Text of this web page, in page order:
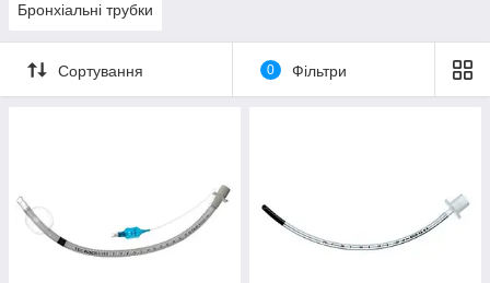
Бронхіальні трубки
Сортування 0 Фільтри